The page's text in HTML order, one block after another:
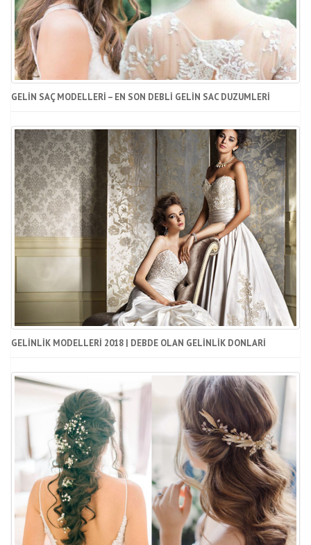
GELIN SAÇ MODELLERI – EN SON DEBLI GELIN SAC DUZUMLERI
GELINLIK MODELLERI 2018 | DEBDE OLAN GELINLIK DONLARI